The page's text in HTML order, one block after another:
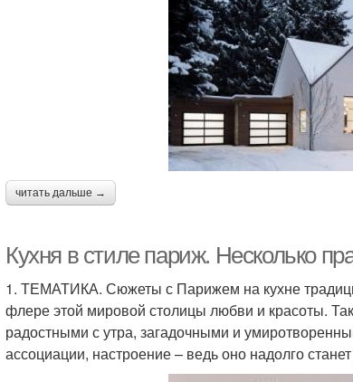
читать дальше →
Кухня в стиле париж. Несколько
1. ТЕМАТИКА. Сюжеты с Парижем на кухне
флере этой мировой столицы любви и красоты.
радостными с утра, загадочными и
ассоциации, настроение – ведь оно надолго